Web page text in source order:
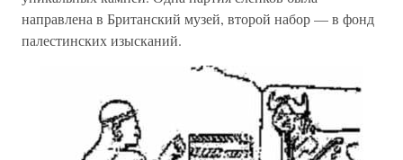
направлена в Британский музей, второй набор — в фонд
палестинских изысканий.